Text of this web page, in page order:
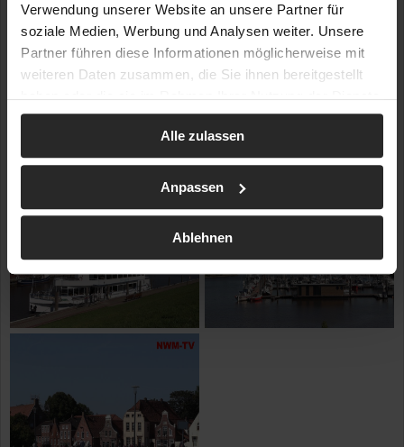
Verwendung unserer Website an unsere Partner für
soziale Medien, Werbung und Analysen weiter. Unsere
Partner führen diese Informationen möglicherweise mit
weiteren Daten zusammen, die Sie ihnen bereitgestellt
haben oder die sie im Rahmen Ihrer Nutzung der Dienste
gesammelt haben.
Alle zulassen
Anpassen
Ablehnen